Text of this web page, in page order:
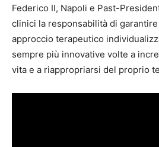
Federico II, Napoli e Past-
clinici la responsabilità di
approccio terapeutico
sempre più innovative volte a
vita e a riappropriarsi del proprio